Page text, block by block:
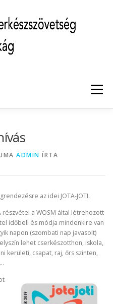
Menü
ADMIN ÍRTA
az idei JOTA-JOTI.
részvétel a WOSM által létrehozott
időbeli és módja mindenkire van
napon (szombati nap javasolt)
lehet cserkészotthon, iskola,
kerületi, csapat, raj, őrs szinten,